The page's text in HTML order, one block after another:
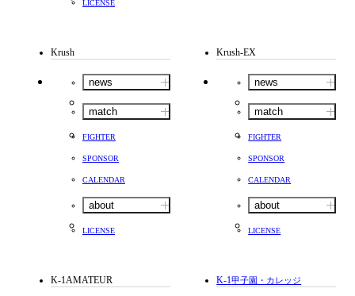
LICENSE
Krush
news
match
FIGHTER
SPONSOR
CALENDAR
about
LICENSE
Krush-EX
news
match
FIGHTER
SPONSOR
CALENDAR
about
LICENSE
K-1AMATEUR K-1甲子園・カレッジ